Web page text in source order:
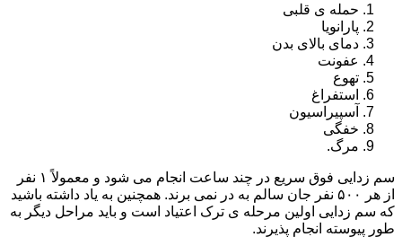
حمله ی قلبی
پارانویا
دمای بالای بدن
عفونت
تهوع
استفراغ
آسپیراسیون
خفگی
مرگ.
سم زدایی فوق سریع در چند ساعت انجام می شود و معمولاً ۱ نفر
از هر ۵۰۰ نفر جان سالم به در نمی برند. همچنین به یاد داشته باشید
که سم زدایی اولین مرحله ی ترک اعتیاد است و باید مراحل دیگر به
طور پیوسته انجام پذیرند.